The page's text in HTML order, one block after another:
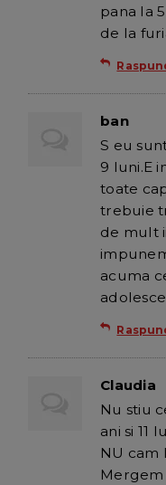
pana la
de la
ban
S eu
9 luni.E
toate
trebuie
de mult
acuma
Claudia
Nu stiu
ani si 11
NU cam
Mergem